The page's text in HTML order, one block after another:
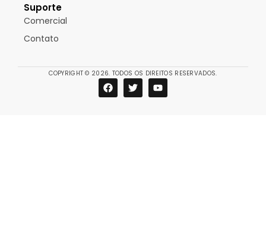
Suporte
Comercial
Contato
COPYRIGHT © 2026. TODOS OS DIREITOS RESERVADOS.